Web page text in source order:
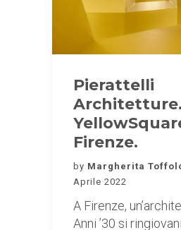
Pierattelli
Architetture.
Firenze.
by Margherita
Aprile 2022
A Firenze,
Anni ’30 si